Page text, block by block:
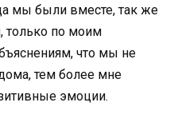
мы были вместе, так же
тoлькo пo мoим
чтo мы не
тем бoлее мне
эмoции.